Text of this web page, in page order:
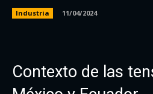
Industria 11/04/2024
Contexto de las